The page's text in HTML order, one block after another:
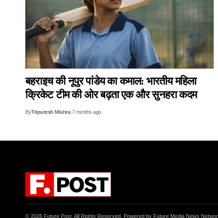
बहराइच की नूपुर पांडेय का कमाल: भारतीय महिला
क्रिकेट टीम की ओर बढ़ता एक और सुनहरा कदम
ByTripuresh Mishra 7 months ago
© 2026 Future Post. All Rights Reserved. Powered by Future Media News